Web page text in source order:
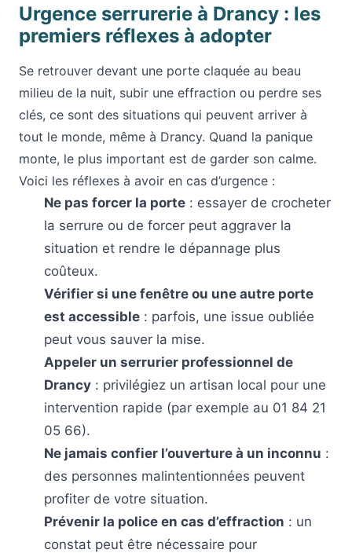
Urgence serrurerie à Drancy : les
premiers réflexes à adopter
Se retrouver devant une porte claquée au beau
milieu de la nuit, subir une effraction ou perdre ses
clés, ce sont des situations qui peuvent arriver à
tout le monde, même à Drancy. Quand la panique
monte, le plus important est de garder son calme.
Voici les réflexes à avoir en cas d’urgence :
Ne pas forcer la porte : essayer de crocheter
la serrure ou de forcer peut aggraver la
situation et rendre le dépannage plus
coûteux.
Vérifier si une fenêtre ou une autre porte
est accessible : parfois, une issue oubliée
peut vous sauver la mise.
Appeler un serrurier professionnel de
Drancy : privilégiez un artisan local pour une
intervention rapide (par exemple au 01 84 21
05 66).
Ne jamais confier l’ouverture à un inconnu :
des personnes malintentionnées peuvent
profiter de votre situation.
Prévenir la police en cas d’effraction : un
constat peut être nécessaire pour